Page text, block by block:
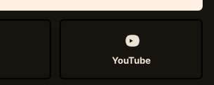
YouTube